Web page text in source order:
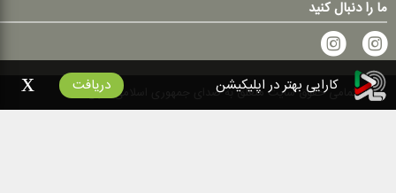
ما را دنبال کنید
۱۴۰۰ تمامی حقوق سایت متعلق به صدای جمهوری اسلامی ایران است
کارایی بهتر در اپلیکیشن دریافت x